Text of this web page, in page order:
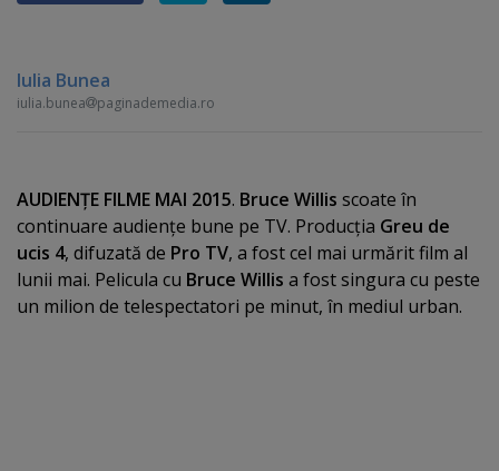
Iulia Bunea
iulia.bunea paginademedia.ro
AUDIENŢE FILME MAI 2015. Bruce Willis scoate în
continuare audienţe bune pe TV. Producţia Greu de
ucis 4, difuzată de Pro TV, a fost cel mai urmărit film al
lunii mai. Pelicula cu Bruce Willis a fost singura cu peste
un milion de telespectatori pe minut, în mediul urban.